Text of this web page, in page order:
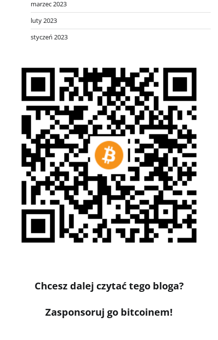
marzec 2023
luty 2023
styczeń 2023
Chcesz dalej czytać tego bloga?
Zasponsoruj go bitcoinem!